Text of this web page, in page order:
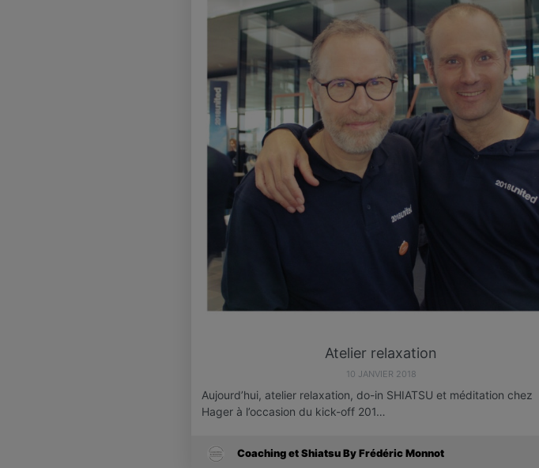
Atelier relaxation
10 JANVIER 2018
Aujourd’hui, atelier relaxation, do-in SHIATSU et méditation chez
Hager à l’occasion du kick-off 201…
Coaching et Shiatsu By Frédéric Monnot